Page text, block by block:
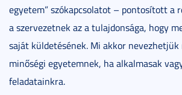
egyetem” szókapcsolatot – pontosított a
a szervezetnek az a tulajdonsága, hogy
saját küldetésének. Mi akkor
minőségi egyetemnek, ha alkalmasak
feladatainkra.